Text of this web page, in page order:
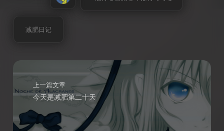
减肥日记
上一篇文章
今天是减肥第二十天